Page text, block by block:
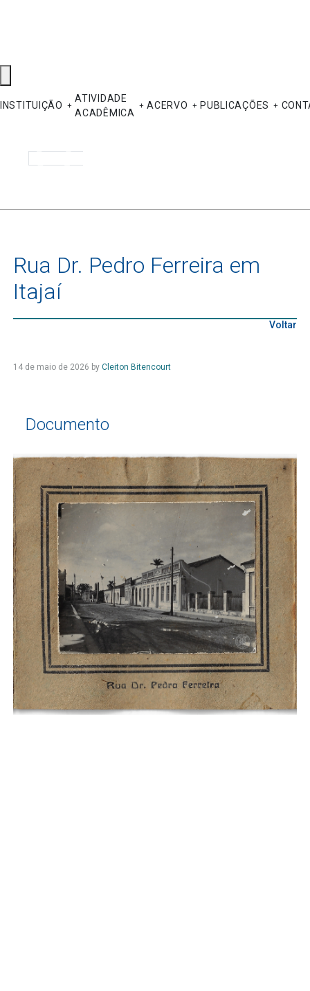
INSTITUIÇÃO
ATIVIDADE
ACADÊMICA
ACERVO PUBLICAÇÕES
Rua Dr. Pedro Ferreira em
Itajaí
Voltar
14 de maio de 2026 by Cleiton Bitencourt
Documento